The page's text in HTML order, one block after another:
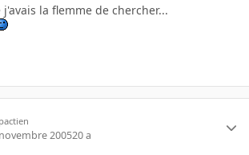
j'avais la flemme de chercher...
200520 a